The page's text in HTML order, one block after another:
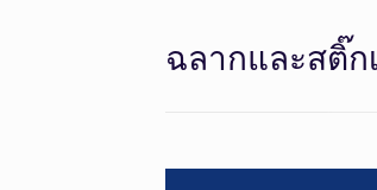
ฉลากและสติ๊ก